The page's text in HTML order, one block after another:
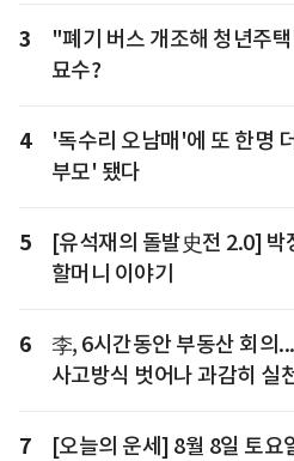
3
"폐기 버스 개조해 청년주
묘수?
4
'독수리 오남매'에 또 한명
부모' 됐다
5
[유석재의 돌발史전 2.0] 박
할머니 이야기
6
李, 6시간동안 부동산 회의
사고방식 벗어나 과감히 실
7 [오늘의 운세] 8월 8일 토요